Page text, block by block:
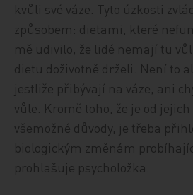
kvůli své váze. Tyto úzkosti
způsobem: dietami, které
mě udivilo, že lidé nemají tu
dietu doživotně drželi. Není to
jestliže přibývají na váze, ani
vůle. Kromě toho, že je od
všemožné důvody, je třeba
biologickým změnám
prohlašuje psycholožka.